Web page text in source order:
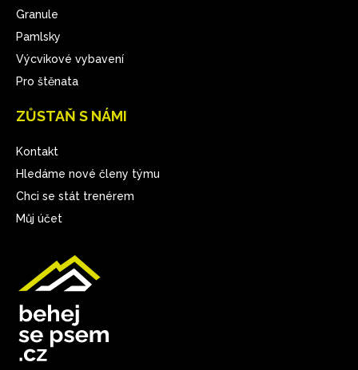
Granule
Pamlsky
Výcvikové vybavení
Pro štěnata
ZŮSTAŇ S NÁMI
Kontakt
Hledáme nové členy týmu
Chci se stát trenérem
Můj účet